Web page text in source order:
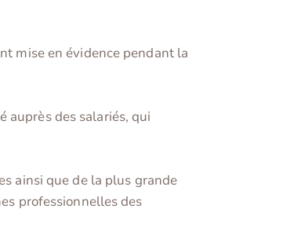
mise en évidence pendant la
auprès des salariés, qui
ainsi que de la plus grande
professionnelles des